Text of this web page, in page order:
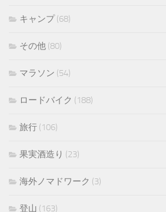
キャンプ(68)
その他 (80)
マラソン (54)
ロードバイク (188)
旅行 (106)
果実酒造り (23)
海外ノマドワーク (3)
登山 (163)